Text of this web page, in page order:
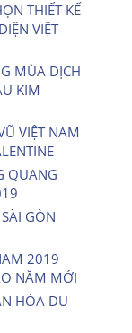
THIẾT KẾ
VIỆT
MÙA DỊCH
KIM
VIỆT NAM
QUANG
GÒN
2019
NĂM MỚI
HÓA DU